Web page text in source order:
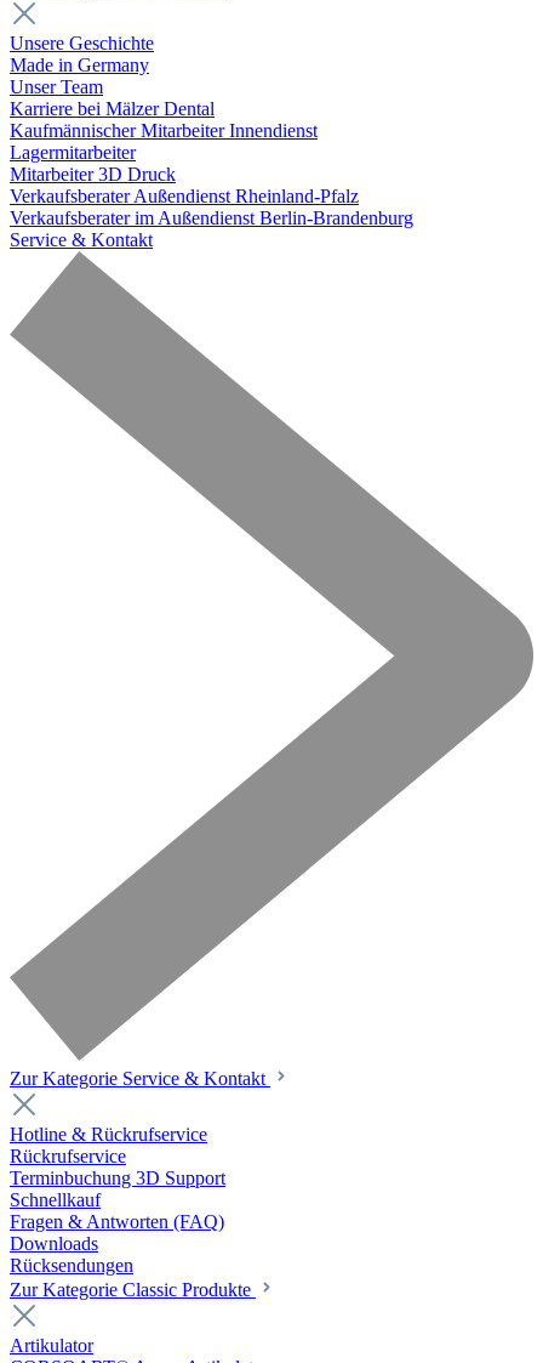
Unsere Geschichte
Made in Germany
Unser Team
Karriere bei Mälzer Dental
Kaufmännischer Mitarbeiter Innendienst
Lagermitarbeiter
Mitarbeiter 3D Druck
Verkaufsberater Außendienst Rheinland-Pfalz
Verkaufsberater im Außendienst Berlin-Brandenburg
Service & Kontakt
Zur Kategorie Service & Kontakt
Hotline & Rückrufservice
Rückrufservice
Terminbuchung 3D Support
Schnellkauf
Fragen & Antworten (FAQ)
Downloads
Rücksendungen
Zur Kategorie Classic Produkte
Artikulator